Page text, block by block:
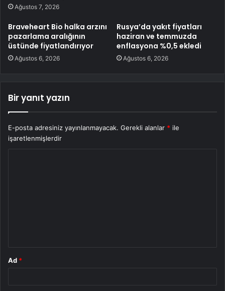
Ağustos 7, 2026
Braveheart Bio halka arzını
pazarlama aralığının
üstünde fiyatlandırıyor
Ağustos 6, 2026
Rusya’da yakıt fiyatları
haziran ve temmuzda
enflasyona %0,5 ekledi
Ağustos 6, 2026
Bir yanıt yazın
E-posta adresiniz yayınlanmayacak. Gerekli alanlar * ile
işaretlenmişlerdir
Ad *